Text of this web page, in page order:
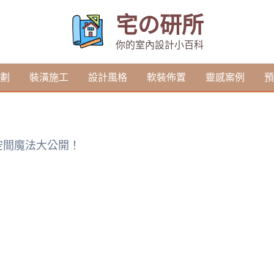
宅の研所
你的室內設計小百科
裝潢施工 設計風格 軟裝佈置 靈感案例
魔法大公開！